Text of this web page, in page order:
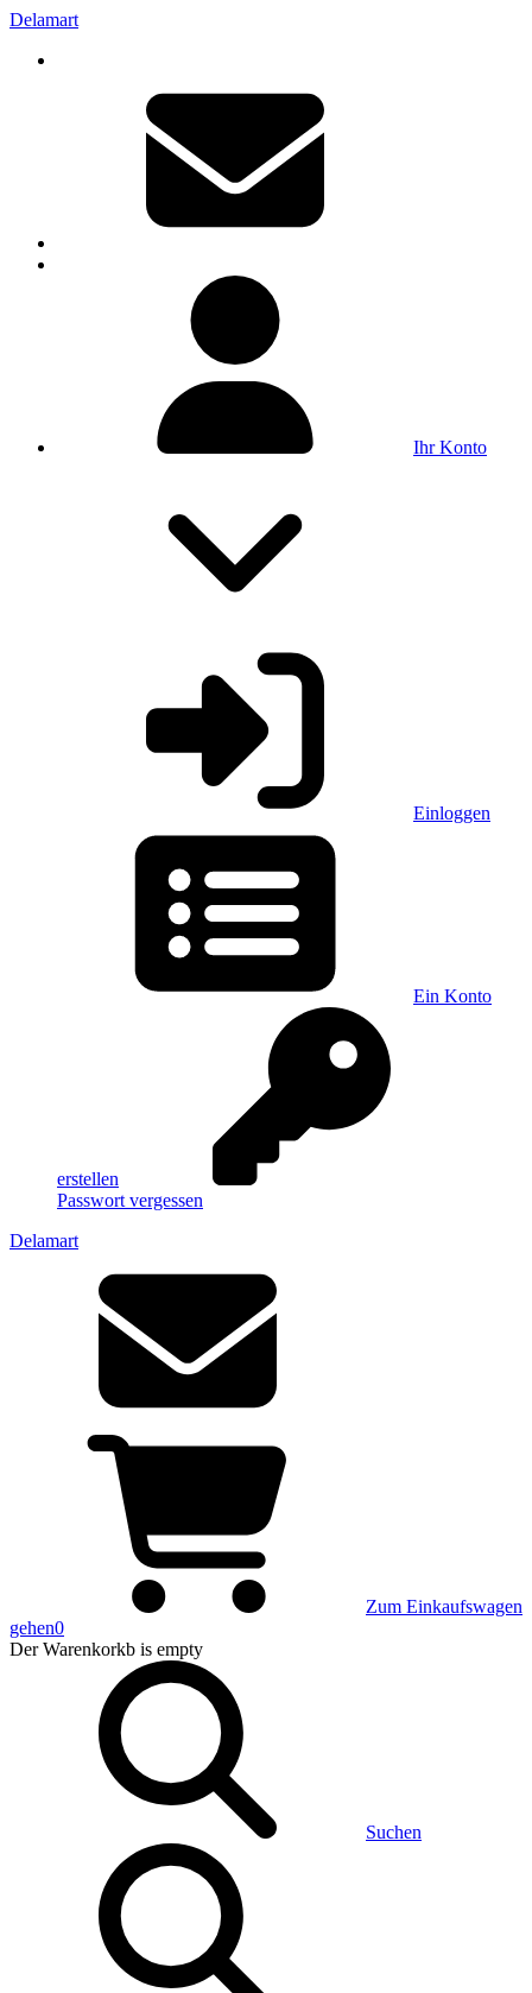
Delamart
Ihr Konto
Einloggen
Ein Konto
erstellen
Passwort vergessen
Delamart
Zum Einkaufswagen
gehen0
Der Warenkorkb is empty
Suchen